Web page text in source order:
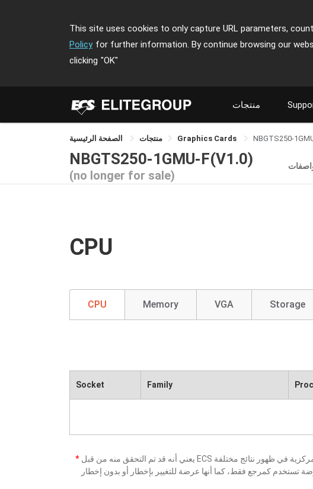
This site uses cookies to only capture URL parameters,
Policy for further information. By continue browsing our
clicking "OK"
منتجات
منتجات Graphics Cards NBGTS250-
NBGTS250-1GMU-F(V1.0)
(no longer for sale)
CPU
CPU Memory VGA Storage
Socket Family
*